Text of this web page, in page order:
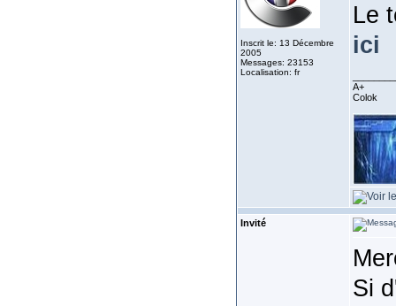
Inscrit le: 13 Décembre
2005
Messages: 23153
Localisation: fr
Le
ici
A+
Colok
Invité
Si